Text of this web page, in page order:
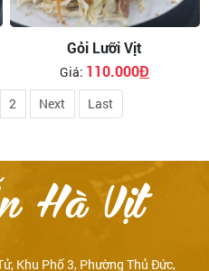
Gỏi Lưỡi Vịt
Giá: 110.000Đ
2 Next Last
Hà Vịt
Khu Phố 3, Phường Thủ Đức,